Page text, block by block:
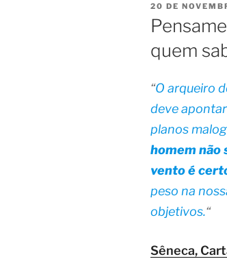
PUBLICADO
EM
20 DE
quem
“O arqueiro
deve
planos
homem não
vento é
peso na
objetivos.“
Sêneca,